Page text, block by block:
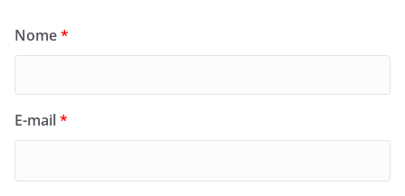
Nome*
E-mail*